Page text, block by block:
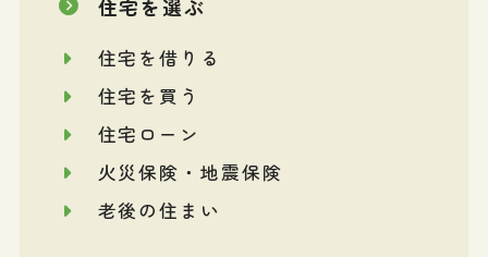
住宅を選ぶ
住宅を借りる
住宅を買う
住宅ローン
火災保険・地震保険
老後の住まい